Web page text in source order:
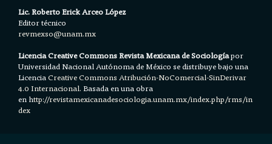
Lic. Roberto Erick Arceo López
Editor técnico
revmexso@unam.mx
Licencia Creative Commons Revista Mexicana de Sociologíapor
Universidad Nacional Autónoma de México se distribuye bajo una
LicenciaCreative Commons Atribución-NoComercial-SinDerivar
4.0 Internacional.Basada en una obra
en http://revistamexicanadesociologia.unam.mx/index.php/rms/in
dex